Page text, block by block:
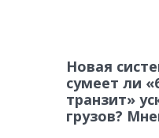
Новая
сумеет ли
транзит»
грузов?